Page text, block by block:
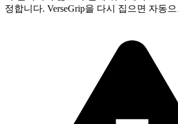
정합니다. VerseGrip을 다시 집으면 자동